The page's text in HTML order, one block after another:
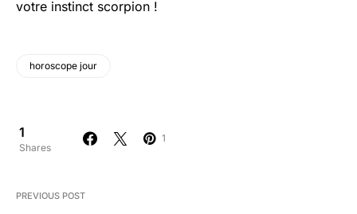
votre instinct scorpion !
horoscope jour
1
Shares
1
PREVIOUS POST